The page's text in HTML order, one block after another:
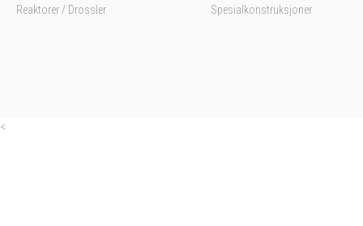
Reaktorer / Drossler
Spesialkonstruksjoner
<